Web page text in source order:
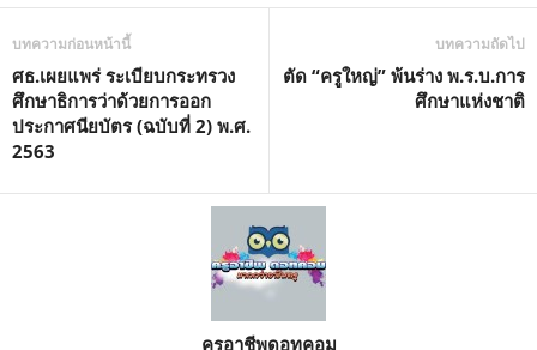
บทความก่อนหน้านี้
ศธ.เผยแพร่ ระเบียบกระทรวง
ศึกษาธิการว่าด้วยการออก
ประกาศนียบัตร (ฉบับที่ 2) พ.ศ.
2563
บทความถัดไป
ตัด “ครูใหญ่” พ้นร่าง พ.ร.บ.การ
ศึกษาแห่งชาติ
ครูอาชีพดอทคอม